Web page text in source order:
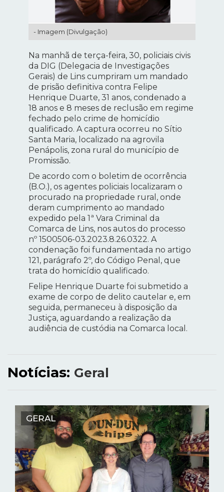
- Imagem (Divulgação)
Na manhã de terça-feira, 30, policiais civis
da DIG (Delegacia de Investigações
Gerais) de Lins cumpriram um mandado
de prisão definitiva contra Felipe
Henrique Duarte, 31 anos, condenado a
18 anos e 8 meses de reclusão em regime
fechado pelo crime de homicídio
qualificado. A captura ocorreu no Sítio
Santa Maria, localizado na agrovila
Penápolis, zona rural do município de
Promissão.
De acordo com o boletim de ocorrência
(B.O.), os agentes policiais localizaram o
procurado na propriedade rural, onde
deram cumprimento ao mandado
expedido pela 1ª Vara Criminal da
Comarca de Lins, nos autos do processo
nº 1500506-03.2023.8.26.0322. A
condenação foi fundamentada no artigo
121, parágrafo 2º, do Código Penal, que
trata do homicídio qualificado.
Felipe Henrique Duarte foi submetido a
exame de corpo de delito cautelar e, em
seguida, permaneceu à disposição da
Justiça, aguardando a realização da
audiência de custódia na Comarca local.
Notícias: Geral
GERAL